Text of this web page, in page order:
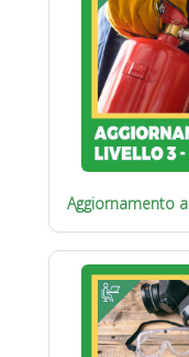
Aggiornamento